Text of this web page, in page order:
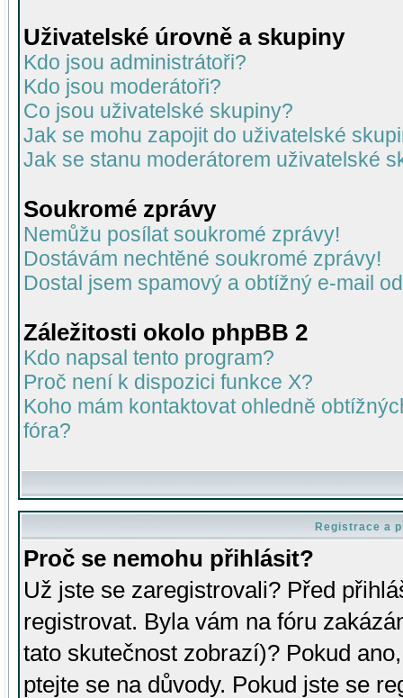
Uživatelské úrovně a skupiny
Kdo jsou administrátoři?
Kdo jsou moderátoři?
Co jsou uživatelské skupiny?
Jak se mohu zapojit do uživatelské
Jak se stanu moderátorem uživatelské
Soukromé zprávy
Nemůžu posílat soukromé zprávy!
Dostávám nechtěné soukromé zprávy!
Dostal jsem spamový a obtížný e-mail
Záležitosti okolo phpBB 2
Kdo napsal tento program?
Proč není k dispozici funkce X?
Koho mám kontaktovat ohledně
fóra?
Registrace a
Proč se nemohu přihlásit?
Už jste se zaregistrovali? Před
registrovat. Byla vám na fóru
tato skutečnost zobrazí)? Pokud
ptejte se na důvody. Pokud jste se